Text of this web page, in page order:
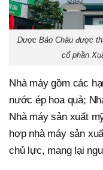
Dược Bảo Châu được
cổ phần
Nhà máy gồm các
nước ép hoa quả;
Nhà máy sản xuất
hợp nhà máy sản
chủ lực, mang lại